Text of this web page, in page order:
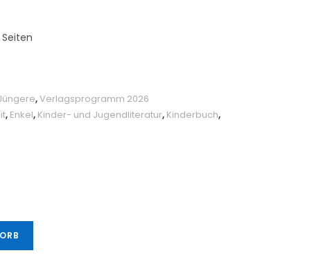
,Verlagsprogramm 2026
, Enkel, Kinder- und Jugendliteratur, Kinderbuch,